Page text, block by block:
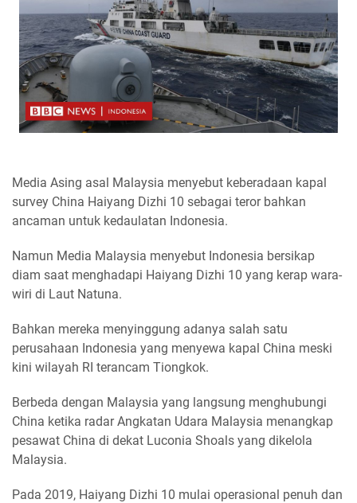
Media Asing asal Malaysia menyebut keberadaan kapal
survey China Haiyang Dizhi 10 sebagai teror bahkan
ancaman untuk kedaulatan Indonesia.
Namun Media Malaysia menyebut Indonesia bersikap
diam saat menghadapi Haiyang Dizhi 10 yang kerap wara-
wiri di Laut Natuna.
Bahkan mereka menyinggung adanya salah satu
perusahaan Indonesia yang menyewa kapal China meski
kini wilayah RI terancam Tiongkok.
Berbeda dengan Malaysia yang langsung menghubungi
China ketika radar Angkatan Udara Malaysia menangkap
pesawat China di dekat Luconia Shoals yang dikelola
Malaysia.
Pada 2019, Haiyang Dizhi 10 mulai operasional penuh dan